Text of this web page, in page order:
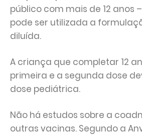
público com mais de 12 anos
pode ser utilizada a
diluída.
A criança que completar 12
primeira e a segunda dose
dose pediátrica.
Não há estudos sobre a
outras vacinas. Segundo a